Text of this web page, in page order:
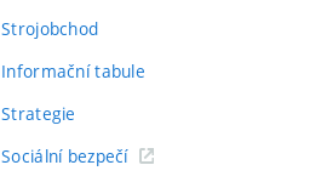
Strojobchod
Informační tabule
Strategie
Sociální bezpečí